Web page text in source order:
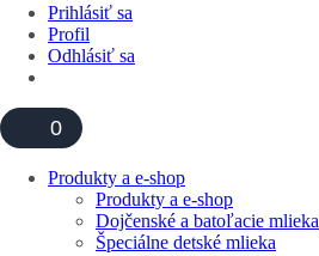
Prihlásiť sa
Profil
Odhlásiť sa
0
Produkty a e-shop
Produkty a e-shop
Dojčenské a batoľacie mlieka
Špeciálne detské mlieka